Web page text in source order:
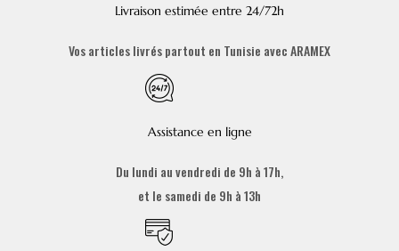
Livraison estimée entre 24/72h
Vos articles livrés partout en Tunisie avec ARAMEX
Assistance en ligne
Du lundi au vendredi de 9h à 17h,
et le samedi de 9h à 13h